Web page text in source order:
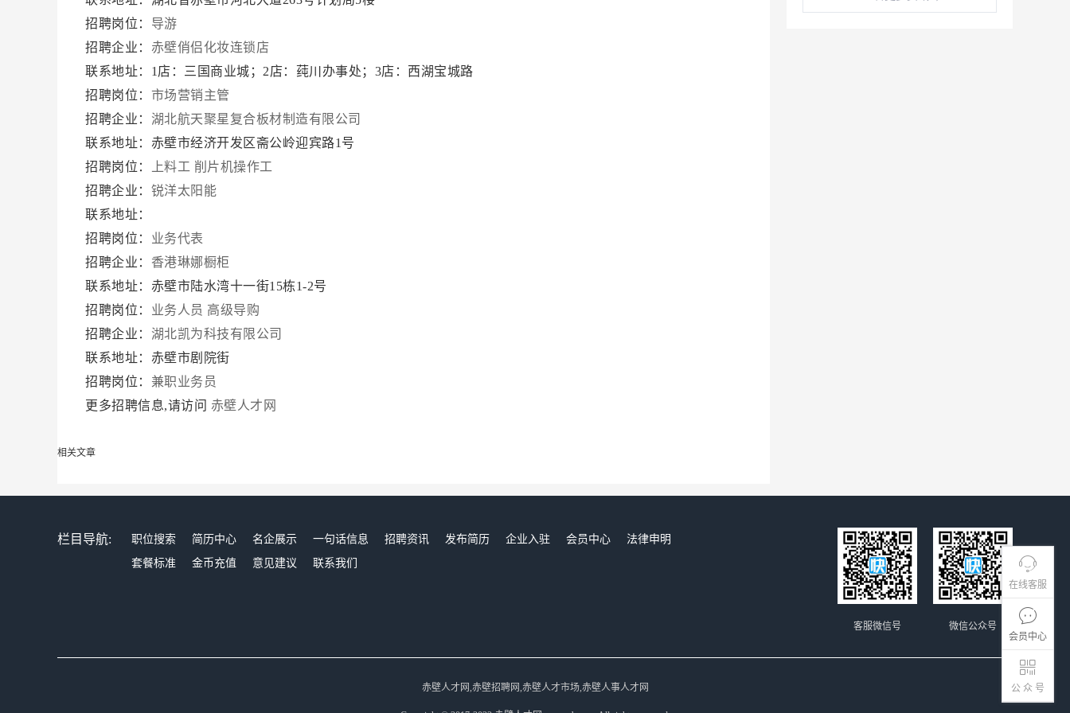
在线客服
会员中心
公 众 号
招聘岗位： 导游
招聘企业： 赤壁俏侣化妆连锁店
联系地址：1店：三国商业城；2店：莼川办事处；3店：西湖宝城路
招聘岗位： 市场营销主管
招聘企业： 湖北航天聚星复合板材制造有限公司
联系地址：赤壁市经济开发区斋公岭迎宾路1号
招聘岗位：
上料工 削片机操作工
招聘企业： 锐洋太阳能
联系地址：
招聘岗位： 业务代表
招聘企业： 香港琳娜橱柜
联系地址：赤壁市陆水湾十一街15栋1-2号
招聘岗位： 业务人员 高级导购
招聘企业： 湖北凯为科技有限公司
联系地址：赤壁市剧院街
招聘岗位： 兼职业务员
更多招聘信息,请访问 赤壁人才网
相关文章
栏目导航: 职位搜索 简历中心 名企展示 一句话信息 招聘资讯 发布简历 企业入驻 会员中心
法律申明
套餐标准
金币充值 意见建议 联系我们
微信公众号
客服微信号
赤壁人才网,赤壁招聘网,赤壁人才市场,赤壁人事人才网